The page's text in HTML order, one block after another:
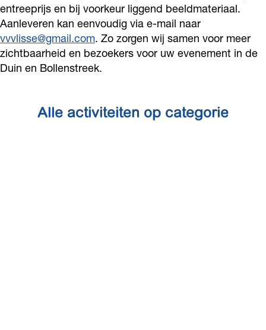
entreeprijs en bij voorkeur liggend beeldmateriaal.
Aanleveren kan eenvoudig via e-mail naar
vvvlisse@gmail.com. Zo zorgen wij samen voor meer
zichtbaarheid en bezoekers voor uw evenement in de
Duin en Bollenstreek.
Alle activiteiten op categorie